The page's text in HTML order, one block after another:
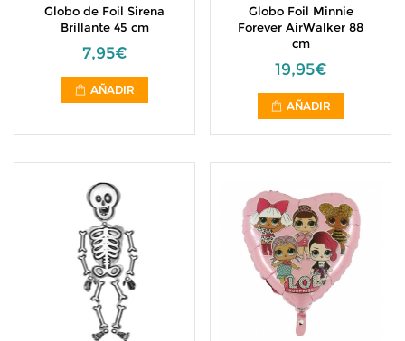
Globo de Foil Sirena
Brillante 45 cm
7,95€
AÑADIR
Globo Foil Minnie
Forever AirWalker 88
cm
19,95€
AÑADIR